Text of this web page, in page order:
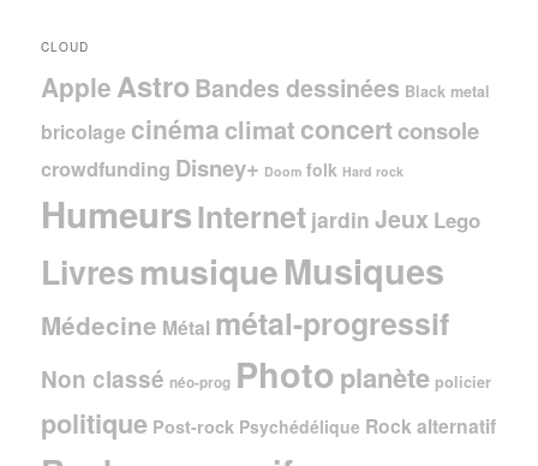
CLOUD
Apple AstroBandes dessinées Black metal
bricolage cinéma climat concertconsole
crowdfunding Disney+ Doom folk Hard rock
HumeursInternet jardin Jeux Lego
LivresmusiqueMusiques
Médecine Métal métal-progressif
Non classé néo-prog Photo planète policier
politique Post-rock Psychédélique Rock alternatif